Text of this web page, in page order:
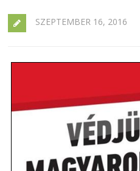
SZEPTEMBER 16, 2016